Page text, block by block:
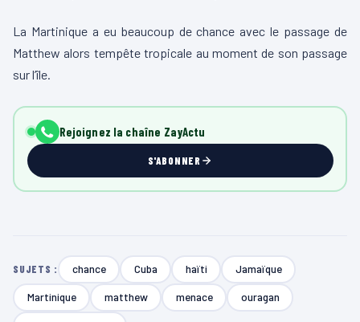
La Martinique a eu beaucoup de chance avec le passage de
Matthew alors tempête tropicale au moment de son passage
sur l’île.
Rejoignez la chaîne ZayActu
S'ABONNER
SUJETS : chance Cuba haïti Jamaïque
Martinique matthew menace ouragan